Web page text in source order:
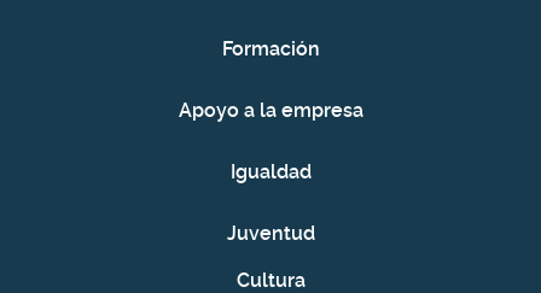
Formación
Apoyo a la empresa
Igualdad
Juventud
Cultura